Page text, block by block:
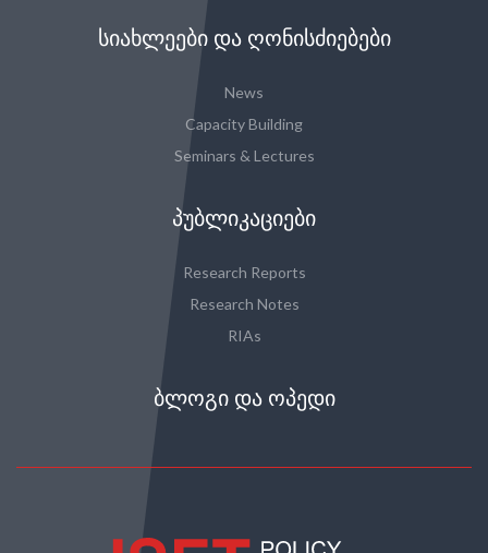
ᲡᲘᲐᲮᲚᲔᲔᲑᲘ ᲓᲐ ᲦᲝᲜᲘᲡᲫᲘᲔᲑᲔᲑᲘ
News
Capacity Building
Seminars & Lectures
ᲞᲣᲑᲚᲘᲙᲐᲪᲘᲔᲑᲘ
Research Reports
Research Notes
RIAs
ᲑᲚᲝᲒᲘ ᲓᲐ ᲝᲞᲔᲓᲘ